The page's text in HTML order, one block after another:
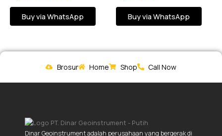
Buy via WhatsApp Buy via WhatsApp
Brosur Home Shop Call Now
Dinar Geoinstrument adalah perusahaan yang bergerak di